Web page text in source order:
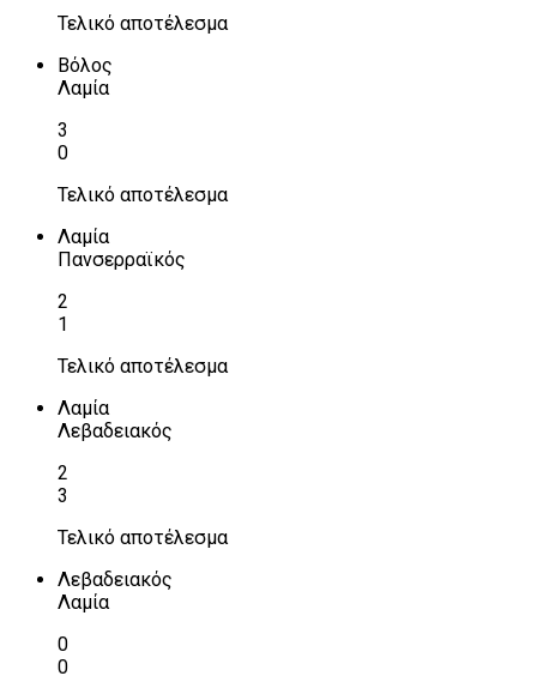
Τελικό αποτέλεσμα
Βόλος
Λαμία
3
0
Τελικό αποτέλεσμα
Λαμία
Πανσερραϊκός
2
1
Τελικό αποτέλεσμα
Λαμία
Λεβαδειακός
2
3
Τελικό αποτέλεσμα
Λεβαδειακός
Λαμία
0
0